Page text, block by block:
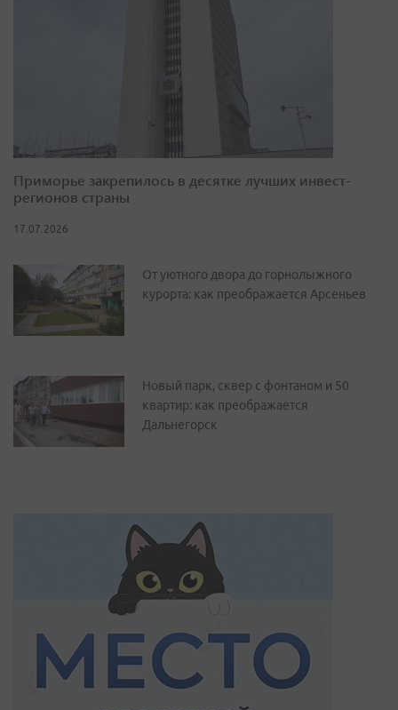
Приморье закрепилось в десятке лучших инвест-
регионов страны
17.07.2026
От уютного двора до горнолыжного
курорта: как преображается Арсеньев
Новый парк, сквер с фонтаном и 50
квартир: как преображается
Дальнегорск